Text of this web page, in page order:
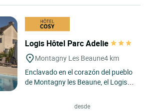
Logis Hôtel Parc Adelie
Montagny Les Beaune4 km
Enclavado en el corazón del pueblo
de Montagny les Beaune, el Logis
parada tranquila y...
desde